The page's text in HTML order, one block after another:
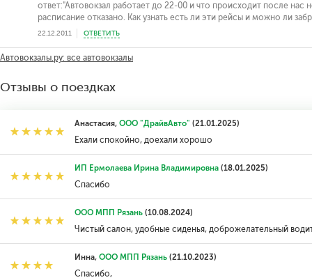
ответ:"Автовокзал работает до 22-00 и что происходит после нас
расписание отказано. Как узнать есть ли эти рейсы и можно ли
22.12.2011 ОТВЕТИТЬ
Автовокзалы.ру: все автовокзалы
Отзывы о поездках
Анастасия, ООО "ДрайвАвто" (21.01.2025)
Ехали спокойно, доехали хорошо
ИП Ермолаева Ирина Владимировна(18.01.2025)
Спасибо
ООО МПП Рязань(10.08.2024)
Чистый салон, удобные сиденья, доброжелательный
Инна, ООО МПП Рязань(21.10.2023)
Спасибо,